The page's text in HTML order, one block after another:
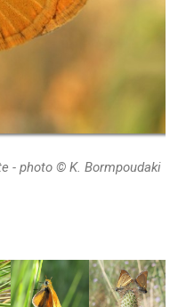
- photo © K. Bormpoudaki